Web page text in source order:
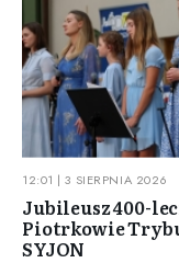
12:01 | 3 SIERPNIA 2026
Jubileusz 400-
Piotrkowie
SYJON